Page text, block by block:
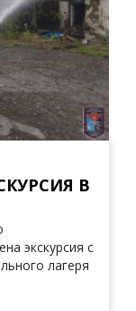
В
экскурсия с
лагеря